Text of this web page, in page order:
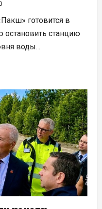
готовится в
остановить станцию
воды...